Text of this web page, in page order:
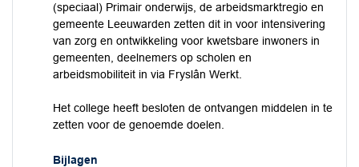
(speciaal) Primair onderwijs, de arbeidsmarktregio en
gemeente Leeuwarden zetten dit in voor intensivering
van zorg en ontwikkeling voor kwetsbare inwoners in
gemeenten, deelnemers op scholen en
arbeidsmobiliteit in via Fryslân Werkt.
Het college heeft besloten de ontvangen middelen in te
zetten voor de genoemde doelen.
Bijlagen